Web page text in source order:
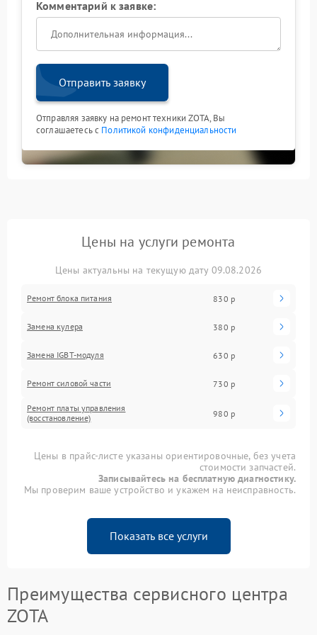
Комментарий к заявке:
Отправить заявку
Отправляя заявку на ремонт техники ZOTA, Вы
соглашаетесь с Политикой конфиденциальности
Цены на услуги ремонта
Цены актуальны на текущую дату 09.08.2026
Ремонт блока питания 830 р
Замена кулера 380 р
Замена IGBT-модуля 630 р
Ремонт силовой части 730 р
Ремонт платы управления
(восстановление)
980 р
Цены в прайс-листе указаны ориентировочные, без учета
стоимости запчастей.
Записывайтесь на бесплатную диагностику.
Мы проверим ваше устройство и укажем на неисправность.
Показать все услуги
Преимущества сервисного центра
ZOTA